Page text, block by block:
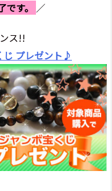
す。 ／
ス!!
じ プレゼント♪